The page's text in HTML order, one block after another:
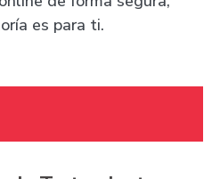
es para ti.